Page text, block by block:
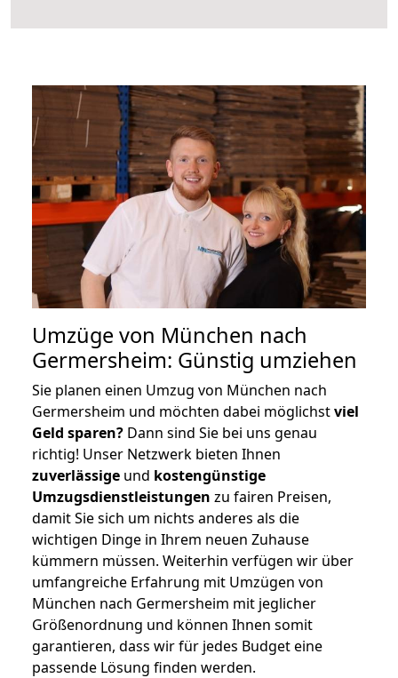
Umzüge von München nach
Germersheim: Günstig umziehen
Sie planen einen Umzug von München nach
Germersheim und möchten dabei möglichstviel
Geld sparen? Dann sind Sie bei uns genau
richtig! Unser Netzwerk bieten Ihnen
zuverlässige und kostengünstige
Umzugsdienstleistungen zu fairen Preisen,
damit Sie sich um nichts anderes als die
wichtigen Dinge in Ihrem neuen Zuhause
kümmern müssen. Weiterhin verfügen wir über
umfangreiche Erfahrung mit Umzügen von
München nach Germersheim mit jeglicher
Größenordnung und können Ihnen somit
garantieren, dass wir für jedes Budget eine
passende Lösung finden werden.